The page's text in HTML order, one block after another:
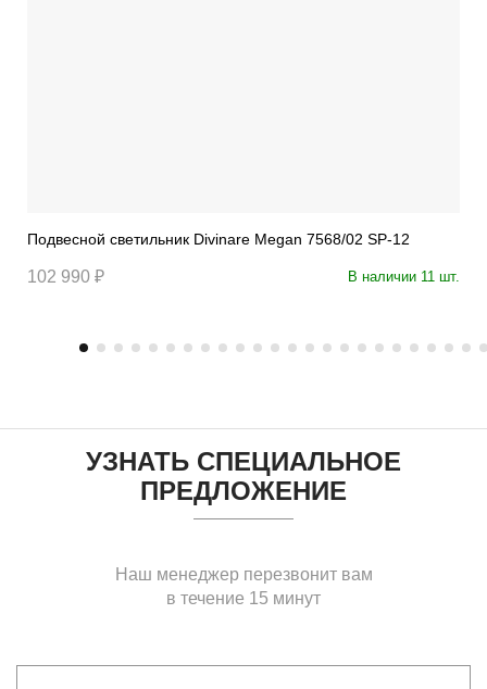
Подвесной светильник Divinare Megan 7568/02 SP-12
102 990 ₽ В наличии 11 шт.
УЗНАТЬ СПЕЦИАЛЬНОЕ
ПРЕДЛОЖЕНИЕ
Наш менеджер перезвонит вам
в течение 15 минут